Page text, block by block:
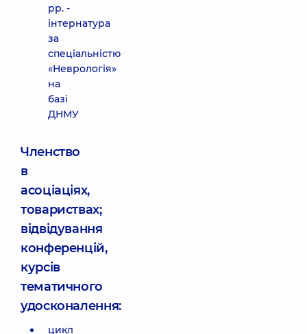
рр. -
інтернатура
за
спеціальністю
«Неврологія»
на
базі
ДНМУ
Членство
в
асоціаціях,
товариствах;
відвідування
конференцій,
курсів
тематичного
удосконалення:
цикл